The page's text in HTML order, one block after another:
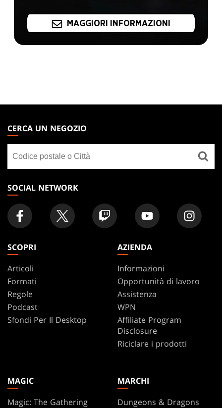
MAGGIORI INFORMAZIONI
THE
GATHERING
FOOTER
CERCA UN NEGOZIO
un
negozio
SOCIAL NETWORK
SCOPRI
Articoli
Formati
Regole
Podcast
Sfondi Per Il Desktop
AZIENDA
Informazioni
Opportunità di lavoro
Assistenza
WPN
Affiliate Program
Disclosure
Riciclare i prodotti
MAGIC
Magic: The Gathering
MARCHI
Dungeons & Dragons